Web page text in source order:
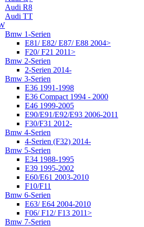
Audi R8
Audi TT
Bmw 1-Serien
E81/ E82/ E87/ E88 2004>
F20/ F21 2011>
Bmw 2-Serien
2-Serien 2014-
Bmw 3-Serien
E36 1991-1998
E36 Compact 1994 - 2000
E46 1999-2005
E90/E91/E92/E93 2006-2011
F30/F31 2012-
Bmw 4-Serien
4-Serien (F32) 2014-
Bmw 5-Serien
E34 1988-1995
E39 1995-2002
E60/E61 2003-2010
F10/F11
Bmw 6-Serien
E63/ E64 2004-2010
F06/ F12/ F13 2011>
Bmw 7-Serien